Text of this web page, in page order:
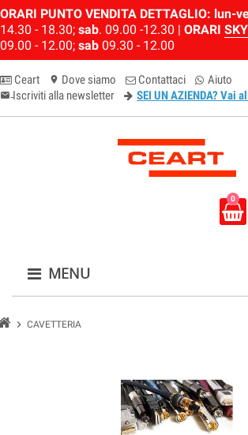
ORARI PUNTO VENDITA DETTAGLIO: lun-
14.30 - 18.30; sab. 09.00 -12.30 | ORARI
09.00 - 12.00; sab 09.30 - 12.00
Ceart location_on Dove siamo Contattaci Aiuto
email-newsletter
Iscriviti alla newsletter SEI UN AZIENDA? Vai
0
MENU
chevron_right CAVETTERIA